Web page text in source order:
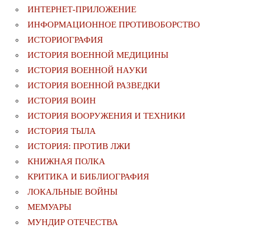
ИНТЕРНЕТ-ПРИЛОЖЕНИЕ
ИНФОРМАЦИОННОЕ ПРОТИВОБОРСТВО
ИСТОРИОГРАФИЯ
ИСТОРИЯ ВОЕННОЙ МЕДИЦИНЫ
ИСТОРИЯ ВОЕННОЙ НАУКИ
ИСТОРИЯ ВОЕННОЙ РАЗВЕДКИ
ИСТОРИЯ ВОИН
ИСТОРИЯ ВООРУЖЕНИЯ И ТЕХНИКИ
ИСТОРИЯ ТЫЛА
ИСТОРИЯ: ПРОТИВ ЛЖИ
КНИЖНАЯ ПОЛКА
КРИТИКА И БИБЛИОГРАФИЯ
ЛОКАЛЬНЫЕ ВОЙНЫ
МЕМУАРЫ
МУНДИР ОТЕЧЕСТВА